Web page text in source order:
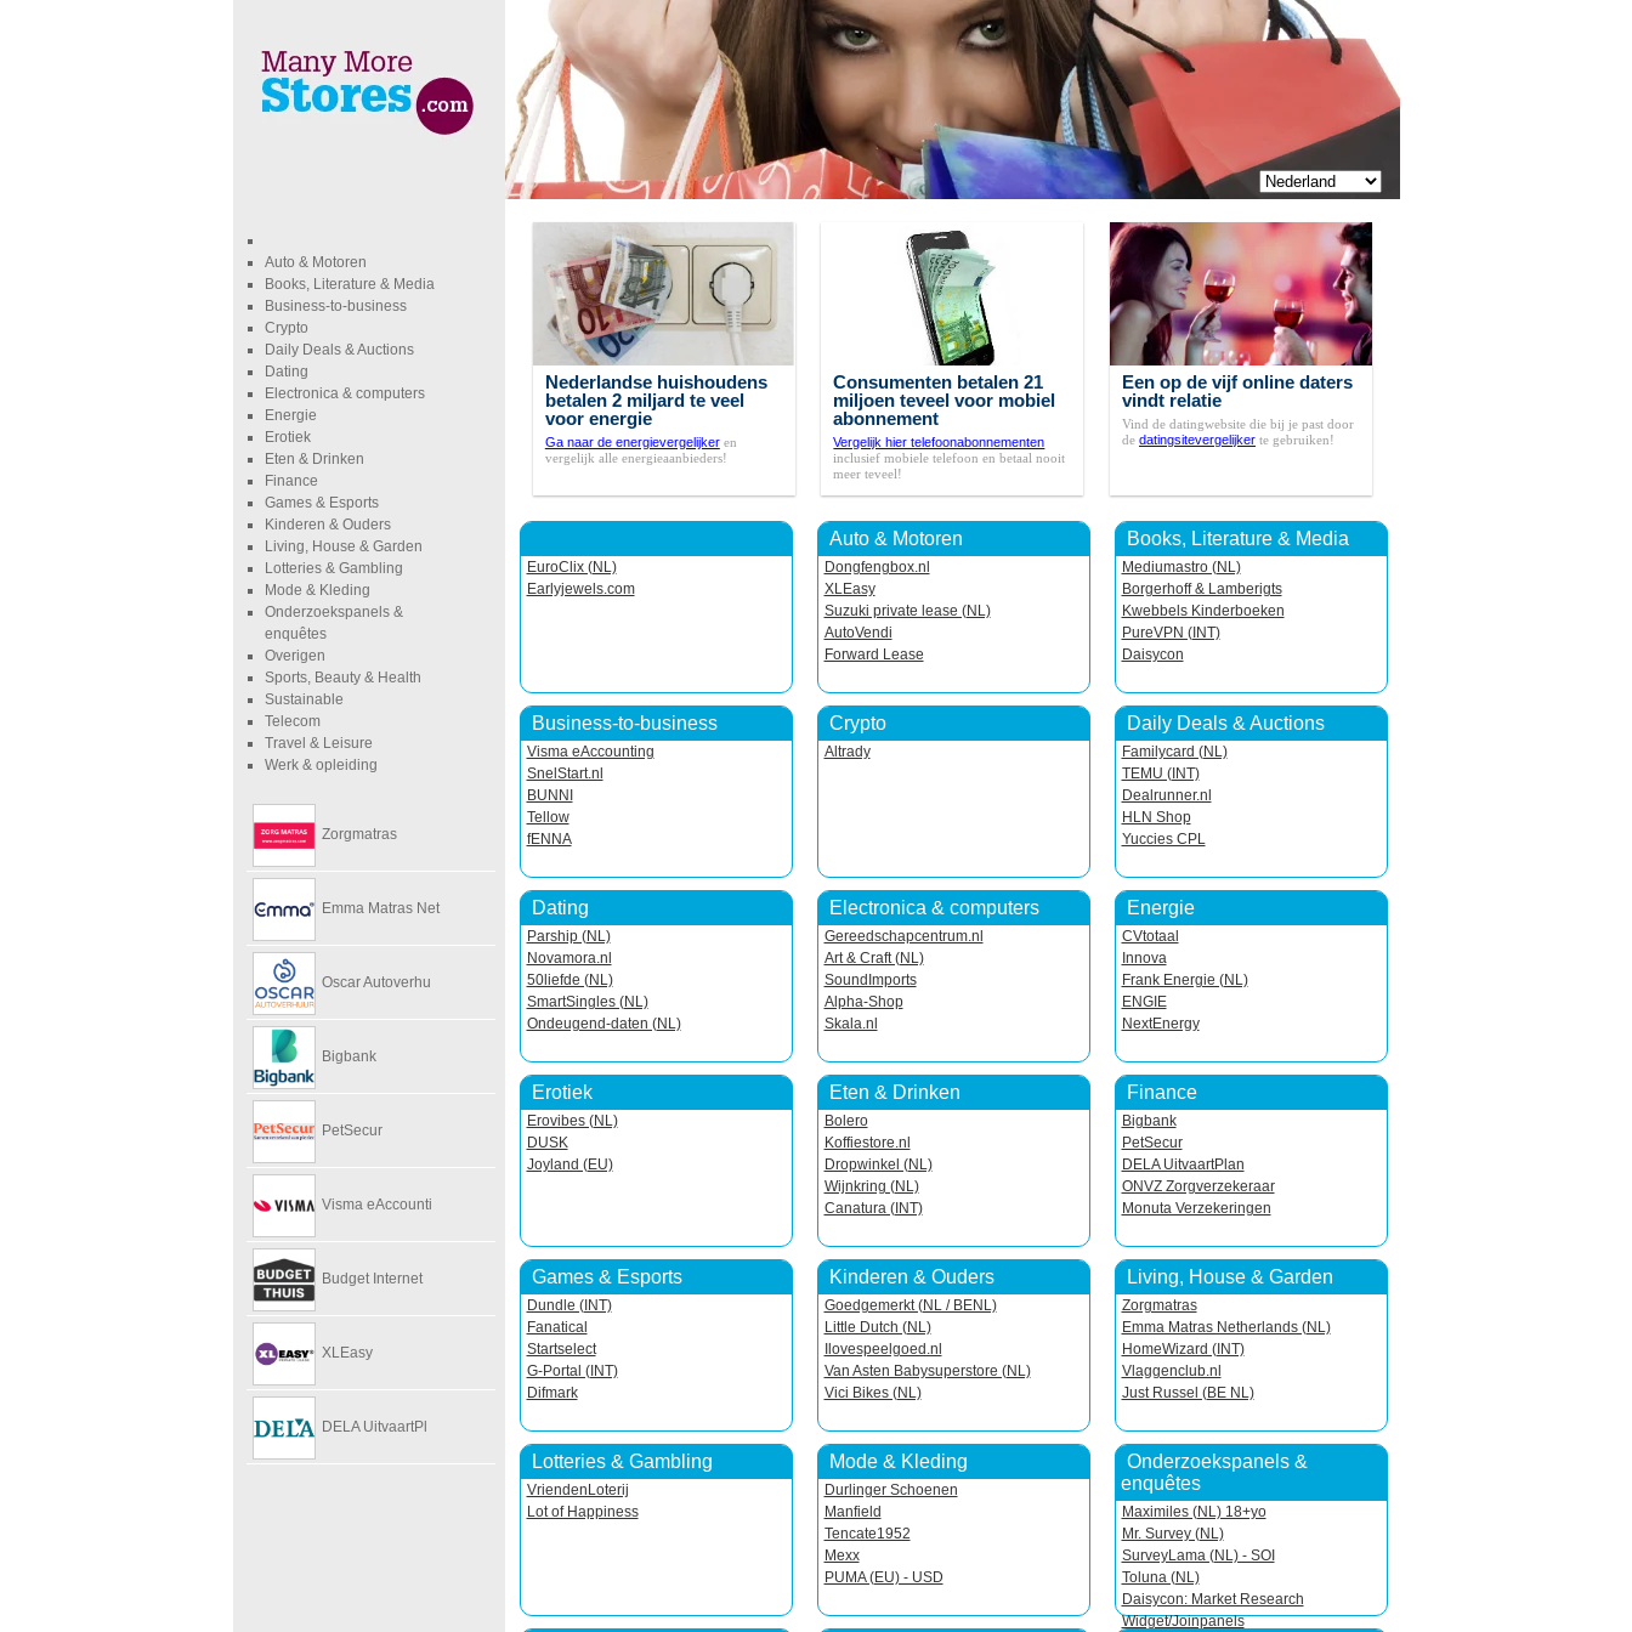
Nederlandse huishoudens
betalen 2 miljard te veel
voor energie
Ga naar de energievergelijkeren
vergelijk alle energieaanbieders!
Consumenten betalen 21
miljoen teveel voor mobiel
abonnement
Vergelijk hier telefoonabonnementen
inclusief mobiele telefoon en betaal nooit
meer teveel!
Een op de vijf online daters
vindt relatie
Vind de datingwebsite die bij je past door
de datingsitevergelijkerte gebruiken!
EuroClix (NL)
Earlyjewels.com
Auto & Motoren
Dongfengbox.nl
XLEasy
Suzuki private lease (NL)
AutoVendi
Forward Lease
Books, Literature & Media
Mediumastro (NL)
Borgerhoff & Lamberigts
Kwebbels Kinderboeken
PureVPN (INT)
Daisycon
Business-to-business
Visma eAccounting
SnelStart.nl
BUNNI
Tellow
fENNA
Crypto
Altrady
Daily Deals & Auctions
Familycard (NL)
TEMU (INT)
Dealrunner.nl
HLN Shop
Yuccies CPL
Dating
Parship (NL)
Novamora.nl
50liefde (NL)
SmartSingles (NL)
Ondeugend-daten (NL)
Electronica & computers
Gereedschapcentrum.nl
Art & Craft (NL)
SoundImports
Alpha-Shop
Skala.nl
Energie
CVtotaal
Innova
Frank Energie (NL)
ENGIE
NextEnergy
Erotiek
Erovibes (NL)
DUSK
Joyland (EU)
Eten & Drinken
Bolero
Koffiestore.nl
Dropwinkel (NL)
Wijnkring (NL)
Canatura (INT)
Finance
Bigbank
PetSecur
DELA UitvaartPlan
ONVZ Zorgverzekeraar
Monuta Verzekeringen
Games & Esports
Dundle (INT)
Fanatical
Startselect
G-Portal (INT)
Difmark
Kinderen & Ouders
Goedgemerkt (NL / BENL)
Little Dutch (NL)
Ilovespeelgoed.nl
Van Asten Babysuperstore (NL)
Vici Bikes (NL)
Living, House & Garden
Zorgmatras
Emma Matras Netherlands (NL)
HomeWizard (INT)
Vlaggenclub.nl
Just Russel (BE NL)
Lotteries & Gambling
VriendenLoterij
Lot of Happiness
Mode & Kleding
Durlinger Schoenen
Manfield
Tencate1952
Mexx
PUMA (EU) - USD
Onderzoekspanels &
enquêtes
Maximiles (NL) 18+yo
Mr. Survey (NL)
SurveyLama (NL) - SOI
Toluna (NL)
Daisycon: Market Research
Widget/Joinpanels
Auto & Motoren
Books, Literature & Media
Business-to-business
Crypto
Daily Deals & Auctions
Dating
Electronica & computers
Energie
Erotiek
Eten & Drinken
Finance
Games & Esports
Kinderen & Ouders
Living, House & Garden
Lotteries & Gambling
Mode & Kleding
Onderzoekspanels &
enquêtes
Overigen
Sports, Beauty & Health
Sustainable
Telecom
Travel & Leisure
Werk & opleiding
Zorgmatras
Emma Matras Net
Oscar Autoverhu
Bigbank
PetSecur
Visma eAccounti
Budget Internet
XLEasy
DELA UitvaartPl